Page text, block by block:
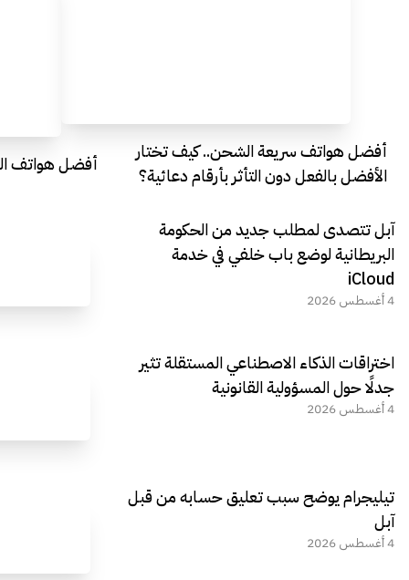
أفضل هواتف سريعة الشحن.. كيف تختار
الأفضل بالفعل دون التأثر بأرقام دعائية؟
أفضل هواتف
آبل تتصدى لمطلب جديد من الحكومة
البريطانية لوضع باب خلفي في خدمة
iCloud
4 أغسطس 2026
اختراقات الذكاء الاصطناعي المستقلة تثير
جدلًا حول المسؤولية القانونية
4 أغسطس 2026
تيليجرام يوضح سبب تعليق حسابه من قبل
آبل
4 أغسطس 2026